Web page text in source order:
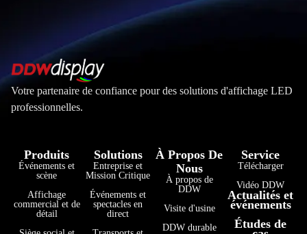
Votre partenaire de confiance pour des solutions d'affichage LED
professionnelles.
Produits
Événements et
scène
Affichage
commercial et de
détail
Solutions
Entreprise et
Mission Critique
Événements et
spectacles en
direct
À Propos De
Nous
À propos de
DDW
Visite d'usine
DDW durable
Service
Télécharger
Vidéo DDW
Actualités et
événements
Études de
فارسی